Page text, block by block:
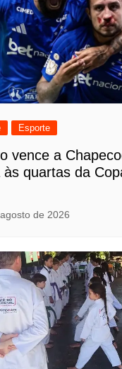
Esporte
vence a
às quartas da
de 2026